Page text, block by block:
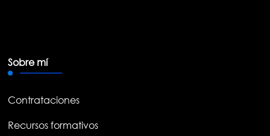
Sobre mí
Contrataciones
Recursos formativos